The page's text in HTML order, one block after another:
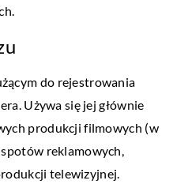
do rejestrowania
Używa się jej głównie
produkcji filmowych (w
reklamowych,
telewizyjnej.